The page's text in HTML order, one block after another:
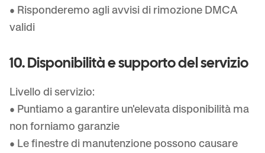
• Risponderemo agli avvisi di rimozione DMCA
validi
10. Disponibilità e supporto del servizio
Livello di servizio:
• Puntiamo a garantire un'elevata disponibilità ma
non forniamo garanzie
• Le finestre di manutenzione possono causare